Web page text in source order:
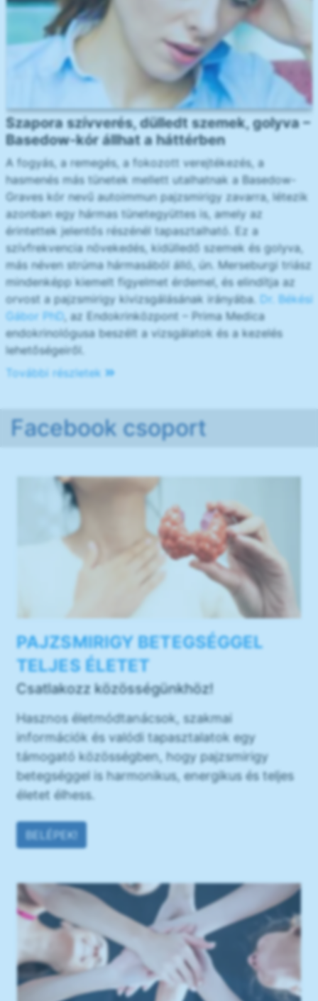
Szapora szívverés, dülledt szemek, golyva –
Basedow-kór állhat a háttérben
A fogyás, a remegés, a fokozott verejtékezés, a
hasmenés más tünetek mellett utalhatnak a Basedow-
Graves kór nevű autoimmun pajzsmirigy zavarra, létezik
azonban egy hármas tünetegyüttes is, amely az
érintettek jelentős részénél tapasztalható. Ez a
szívfrekvencia növekedés, kidülledő szemek és golyva,
más néven strúma hármasából álló, ún. Merseburgi triász
mindenképp kiemelt figyelmet érdemel, és elindítja az
orvost a pajzsmirigy kivizsgálásának irányába. Dr. Békési
Gábor PhD, az Endokrinközpont – Prima Medica
endokrinológusa beszélt a vizsgálatok és a kezelés
lehetőségeiről.
További részletek
Facebook csoport
PAJZSMIRIGY BETEGSÉGGEL
TELJES ÉLETET
Csatlakozz közösségünkhöz!
Hasznos életmódtanácsok, szakmai
információk és valódi tapasztalatok egy
támogató közösségben, hogy pajzsmirigy
betegséggel is harmonikus, energikus és teljes
életet élhess.
BELÉPEK!